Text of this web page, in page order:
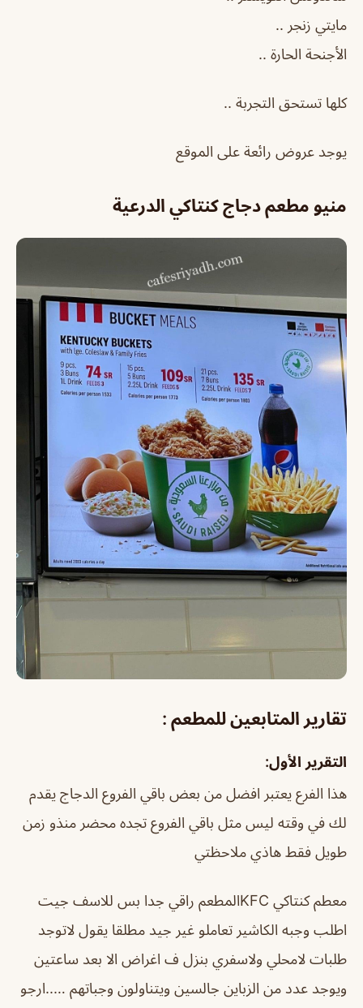
مايتي زنجر ..
الأجنحة الحارة ..
كلها تستحق التجربة ..
يوجد عروض رائعة على الموقع
منيو مطعم دجاج كنتاكي الدرعية
تقارير المتابعين للمطعم :
التقرير الأول:
هذا الفرع يعتبر افضل من بعض باقي الفروع الدجاج يقدم
لك في وقته ليس مثل باقي الفروع تجده محضر منذو زمن
طويل فقط هاذي ملاحظتي
معطم كنتاكي KFCالمطعم راقي جدا بس للاسف جيت
اطلب وجبه الكاشير تعاملو غير جيد مطلقا يقول لاتوجد
طلبات لامحلي ولاسفري بنزل ف اغراض الا بعد ساعتين
ويوجد عدد من الزباين جالسين ويتناولون وجباتهم …..ارجو